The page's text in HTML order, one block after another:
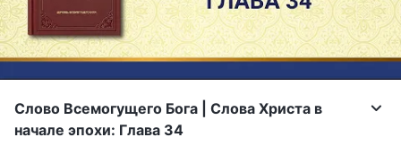
Слово Всемогущего Бога | Слова Христа в
начале эпохи: Глава 34